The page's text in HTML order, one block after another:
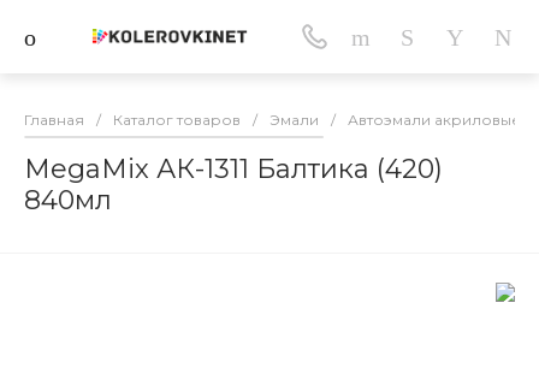
Главная / Каталог товаров / Эмали / Автоэмали акриловые
MegaMix АК-1311 Балтика (420)
840мл